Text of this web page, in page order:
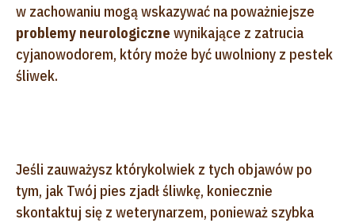
w zachowaniu mogą wskazywać na poważniejsze
problemy neurologiczne wynikające z zatrucia
cyjanowodorem, który może być uwolniony z pestek
śliwek.
Jeśli zauważysz którykolwiek z tych objawów po
tym, jak Twój pies zjadł śliwkę, koniecznie
skontaktuj się z weterynarzem, ponieważ szybka